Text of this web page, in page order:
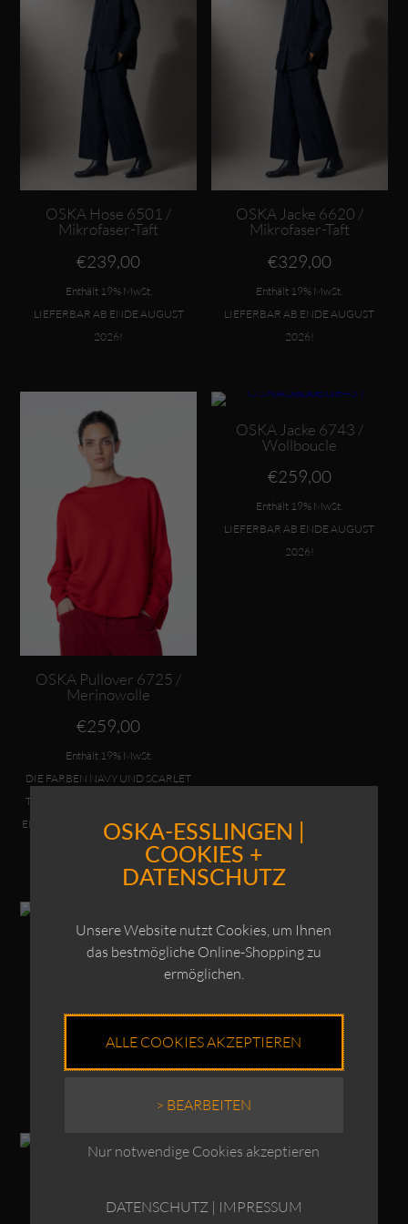
OSKA Hose 6501 /
Mikrofaser-Taft
€239,00
Enthält 19% MwSt.
LIEFERBAR AB ENDE AUGUST
2026!
OSKA Jacke 6620 /
Mikrofaser-Taft
€329,00
Enthält 19% MwSt.
LIEFERBAR AB ENDE AUGUST
2026!
Dieses Produkt weist mehrere Varianten auf. Die Optionen können auf der Produktseite gewählt werden
OSKA Pullover 6725 /
Merinowolle
€259,00
Enthält 19% MwSt.
DIE FARBEN NAVY UND SCARLET
TREFFEN ANFANG AUGUST 2026
EIN; DIE FARBE TEAL TRIFFT ENDE
AUGUST 2026 EIN!
Dieses Produkt weist mehrere Varianten auf. Die Optionen können auf der Produktseite gewählt werden
OSKA Jacke 6743 /
Wollboucle
€259,00
Enthält 19% MwSt.
LIEFERBAR AB ENDE AUGUST
2026!
OSKA Pullover 6709 /
Wolle-Baumwolle
Enthält 19% MwSt.
LIEFERBAR AB ENDE AUGUST
OSKA Pullover 6713 /
Wolle-Baumwoll-
LIEFERBAR AB ENDE AUGUST
229,00
Mischung
OSKA-ESSLINGEN |
COOKIES +
DATENSCHUTZ
Unsere Website nutzt Cookies, um Ihnen
das bestmögliche Online-Shopping zu
ermöglichen.
ALLE COOKIES AKZEPTIEREN
> BEARBEITEN
Nur notwendige Cookies akzeptieren
DATENSCHUTZ | IMPRESSUM